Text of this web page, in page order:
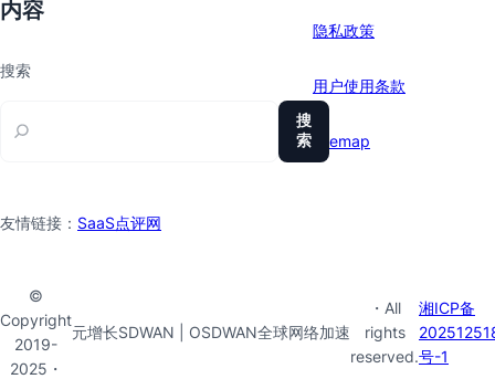
内容
搜索
搜
索
隐私政策
用户使用条款
sitemap
友情链接： SaaS点评网
©
Copyright
2019-
2025・
元增长SDWAN | OSDWAN全球网络加速
・All
rights
reserved.
湘ICP备
号-1